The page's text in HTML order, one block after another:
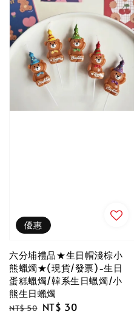
優惠
六分埔禮品★生日帽淺棕小
熊蠟燭★(現貨/發票)-生日
蛋糕蠟燭/韓系生日蠟燭/小
熊生日蠟燭
Regular
NT$ 50 Sale
NT$ 30